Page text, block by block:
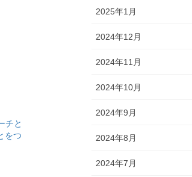
下
矢
チと
をつ
2025年1月
2024年12月
2024年11月
2024年10月
2024年9月
2024年8月
2024年7月